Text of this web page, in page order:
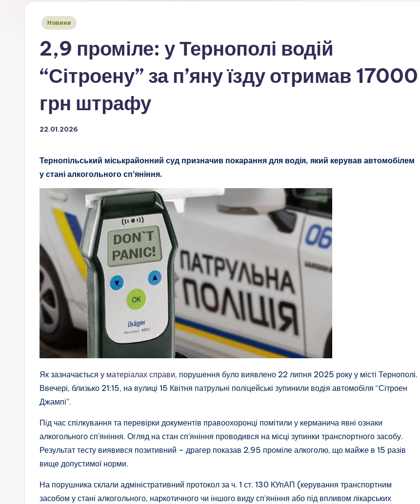
Опубліковано
Новини
2,9 проміле: у Тернополі водій
“Сітроену” за п’яну їзду отримав 17000
грн штрафу
22.01.2026
Тернопільський міськрайонний суд призначив покарання для водія, який керував автомобілем
у стані алкогольного сп’яніння.
Як зазначається у матеріалах справи, порушення було виявлено 22 липня 2025 року у місті Тернополі.
Ввечері, близько 21:15, на вулиці 15 Квітня патрульні поліцейські зупинили водія автомобіля “Сітроен
Джампі”.
Під час спілкування та перевірки документів правоохоронці помітили у керманича явні ознаки
алкогольного сп’яніння. Огляд на стан сп’яніння проводився на місці зупинки транспортного засобу.
Результат тесту виявився позитивний – драгер показав 2,95 проміле алкоголю, що майже в 15 разів
вище допустимої норми.
На порушника склали адміністративний протокол за ч. 1 ст. 130 КУпАП (керування транспортним
засобом у стані алкогольного, наркотичного чи іншого виду сп’яніння або під впливом лікарських